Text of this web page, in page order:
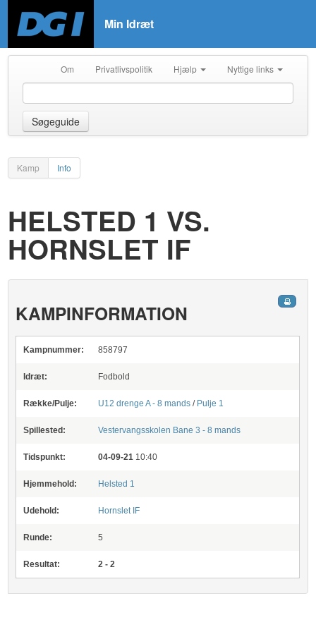
Min Idræt
Om Privatlivspolitik Hjælp Nyttige links
Søgeguide
Kamp Info
HELSTED 1 VS.
HORNSLET IF
KAMPINFORMATION
Kampnummer: 858797
Idræt: Fodbold
Række/Pulje: U12 drenge A - 8 mands / Pulje 1
Spillested: Vestervangsskolen Bane 3 - 8 mands
Tidspunkt: 04-09-21 10:40
Hjemmehold: Helsted 1
Udehold: Hornslet IF
Runde: 5
Resultat: 2 - 2